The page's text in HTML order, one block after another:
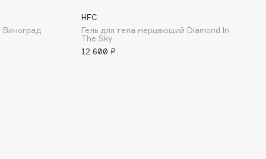
HFC
Гель для тела мерцающий Diamond In
The Sky
12 600 ₽